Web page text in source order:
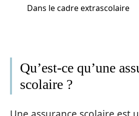
Dans le cadre extrascolaire
Qu’est-ce qu’une
scolaire ?